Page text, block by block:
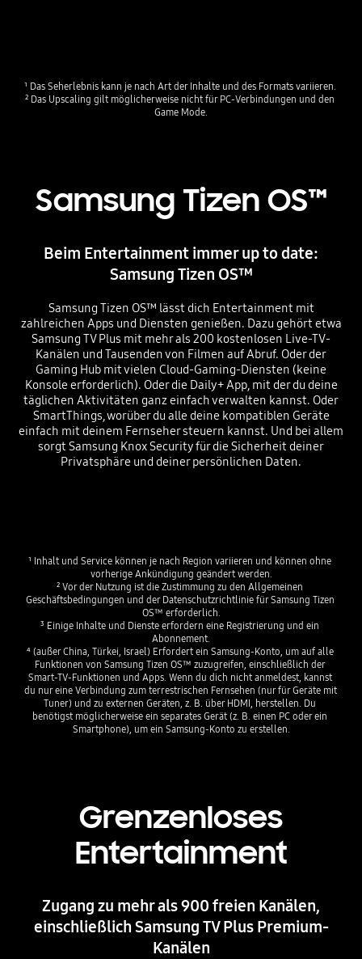
¹ Das Seherlebnis kann je nach Art der Inhalte und des Formats variieren.
² Das Upscaling gilt möglicherweise nicht für PC-Verbindungen und den
Game Mode.
Samsung Tizen OS™
Beim Entertainment immer up to date:
Samsung Tizen OS™
Samsung Tizen OS™ lässt dich Entertainment mit
zahlreichen Apps und Diensten genießen. Dazu gehört etwa
Samsung TV Plus mit mehr als 200 kostenlosen Live-TV-
Kanälen und Tausenden von Filmen auf Abruf. Oder der
Gaming Hub mit vielen Cloud-Gaming-Diensten (keine
Konsole erforderlich). Oder die Daily+ App, mit der du deine
täglichen Aktivitäten ganz einfach verwalten kannst. Oder
SmartThings, worüber du alle deine kompatiblen Geräte
einfach mit deinem Fernseher steuern kannst. Und bei allem
sorgt Samsung Knox Security für die Sicherheit deiner
Privatsphäre und deiner persönlichen Daten.
¹ Inhalt und Service können je nach Region variieren und können ohne
vorherige Ankündigung geändert werden.
² Vor der Nutzung ist die Zustimmung zu den Allgemeinen
Geschäftsbedingungen und der Datenschutzrichtlinie für Samsung Tizen
OS™ erforderlich.
³ Einige Inhalte und Dienste erfordern eine Registrierung und ein
Abonnement.
⁴ (außer China, Türkei, Israel) Erfordert ein Samsung-Konto, um auf alle
Funktionen von Samsung Tizen OS™ zuzugreifen, einschließlich der
Smart-TV-Funktionen und Apps. Wenn du dich nicht anmeldest, kannst
du nur eine Verbindung zum terrestrischen Fernsehen (nur für Geräte mit
Tuner) und zu externen Geräten, z. B. über HDMI, herstellen. Du
benötigst möglicherweise ein separates Gerät (z. B. einen PC oder ein
Smartphone), um ein Samsung-Konto zu erstellen.
Grenzenloses
Entertainment
Zugang zu mehr als 900 freien Kanälen,
einschließlich Samsung TV Plus Premium-
Kanälen